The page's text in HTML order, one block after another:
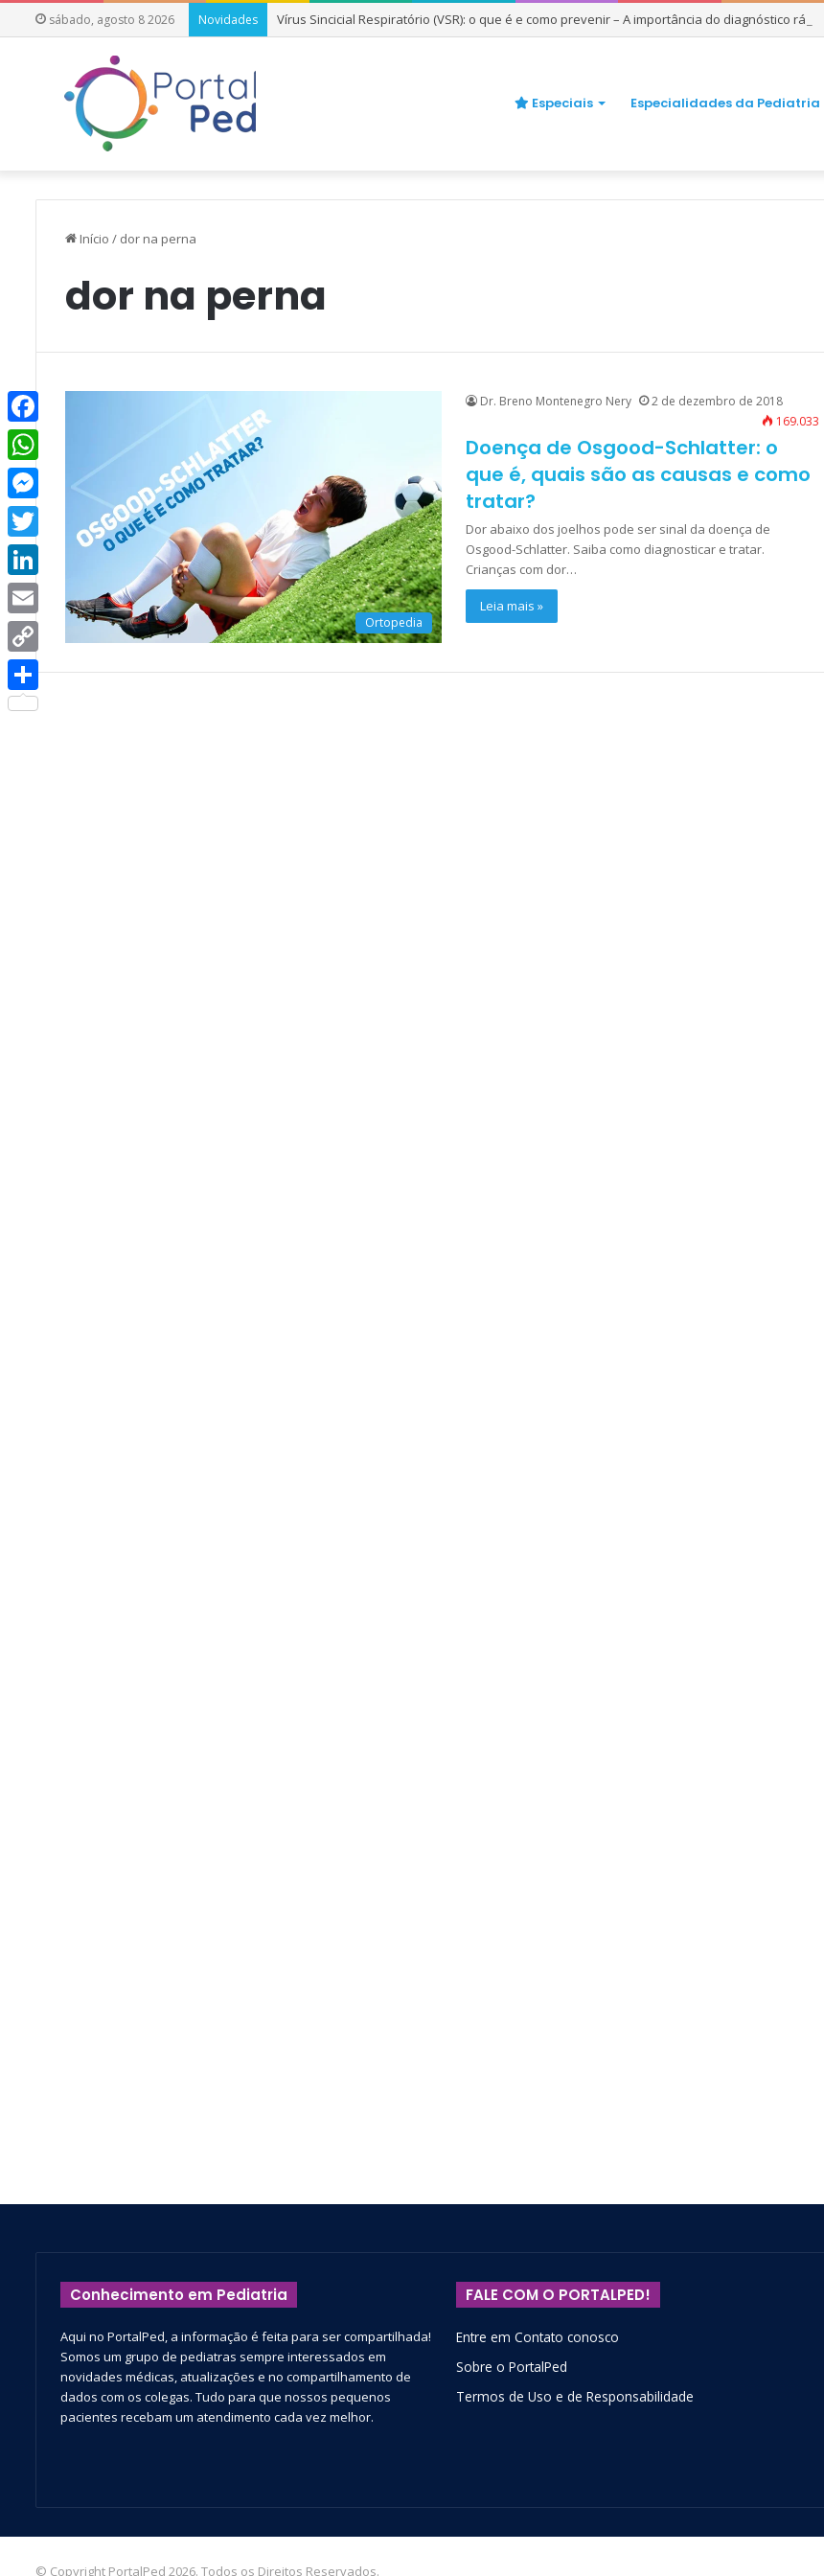
sábado, agosto 8 2026 Novidades Vírus Sincicial Respiratório (VSR): o que é e como prevenir – A importância do diagnóstico rápido
Especiais Especialidades da Pediatria
Início / dor na perna
dor na perna
Ortopedia
Dr. Breno Montenegro Nery
2 de dezembro de 2018
169.033
Doença de Osgood-Schlatter: o
que é, quais são as causas e como
tratar?
Dor abaixo dos joelhos pode ser sinal da doença de
Osgood-Schlatter. Saiba como diagnosticar e tratar.
Crianças com dor…
Leia mais »
Conhecimento em Pediatria
Aqui no PortalPed, a informação é feita para ser compartilhada!
Somos um grupo de pediatras sempre interessados em
novidades médicas, atualizações e no compartilhamento de
dados com os colegas. Tudo para que nossos pequenos
pacientes recebam um atendimento cada vez melhor.
FALE COM O PORTALPED!
Entre em Contato conosco
Sobre o PortalPed
Termos de Uso e de Responsabilidade
© Copyright PortalPed 2026. Todos os Direitos Reservados.
Facebook
WhatsApp
Messenger
Twitter
LinkedIn
Email
Copy
Link
Share